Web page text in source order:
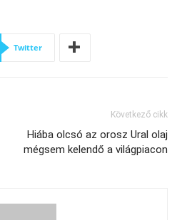
Twitter
Következő cikk
Hiába olcsó az orosz Ural olaj
mégsem kelendő a világpiacon